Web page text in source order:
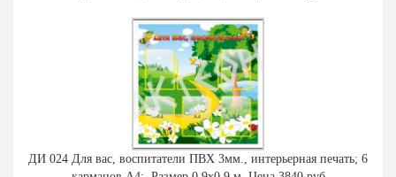
ДИ 024 Для вас, воспитатели ПВХ 3мм., интерьерная печать; 6